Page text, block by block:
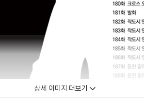
상세 이미지 더보기